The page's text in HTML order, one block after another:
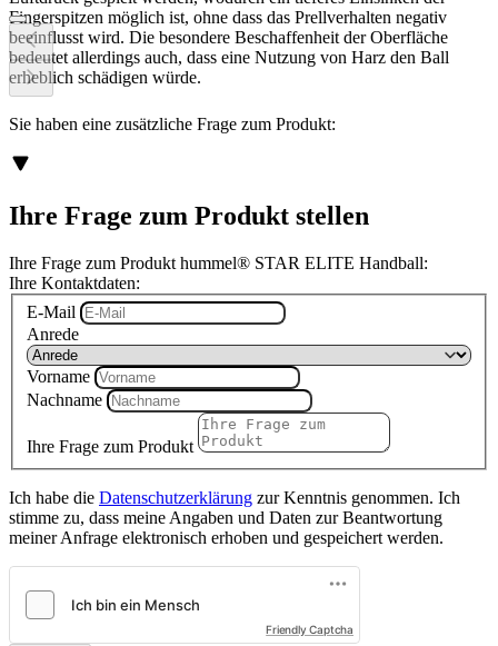
Fingerspitzen möglich ist, ohne dass das Prellverhalten negativ
beeinflusst wird. Die besondere Beschaffenheit der Oberfläche
bedeutet allerdings auch, dass eine Nutzung von Harz den Ball
erheblich schädigen würde.
Sie haben eine zusätzliche Frage zum Produkt:
Ihre Frage zum Produkt stellen
Ihre Frage zum Produkt hummel® STAR ELITE Handball:
Ihre Kontaktdaten:
E-Mail
Anrede
Vorname
Nachname
Ihre Frage zum Produkt
Ich habe die Datenschutzerklärung zur Kenntnis genommen. Ich
stimme zu, dass meine Angaben und Daten zur Beantwortung
meiner Anfrage elektronisch erhoben und gespeichert werden.
Friendly Captcha